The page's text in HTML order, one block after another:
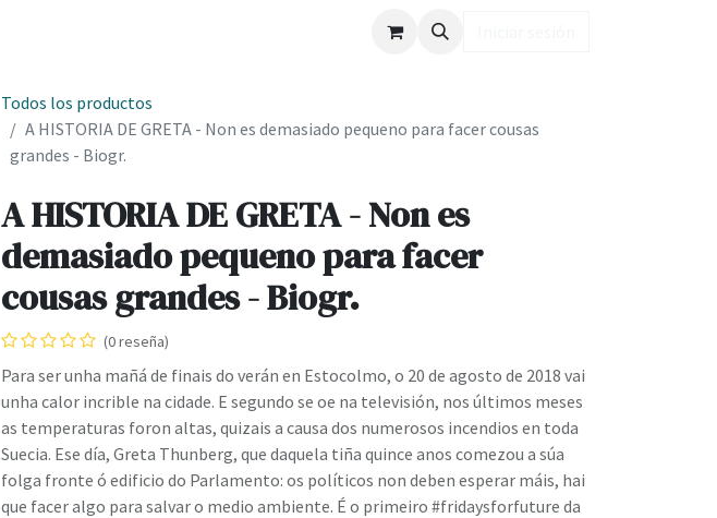
Todos los productos
A HISTORIA DE GRETA - Non es demasiado pequeno para facer cousas
grandes - Biogr.
A HISTORIA DE GRETA - Non es
demasiado pequeno para facer
cousas grandes - Biogr.
(0 reseña)
Para ser unha mañá de finais do verán en Estocolmo, o 20 de agosto de 2018 vai
unha calor incrible na cidade. E segundo se oe na televisión, nos últimos meses
as temperaturas foron altas, quizais a causa dos numerosos incendios en toda
Suecia. Ese día, Greta Thunberg, que daquela tiña quince anos comezou a súa
folga fronte ó edificio do Parlamento: os políticos non deben esperar máis, hai
que facer algo para salvar o medio ambiente. É o primeiro #fridaysforfuture da